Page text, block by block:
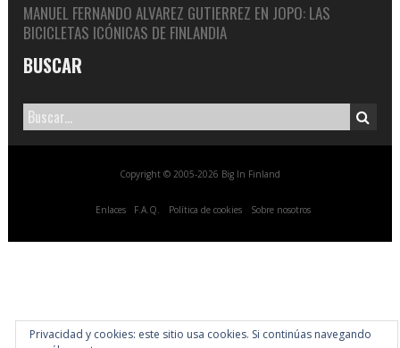
MANUEL FERNANDO ALVAREZ GUTIERREZ EN JOPO: LAS
BICICLETAS ICÓNICAS DE FINLANDIA
BUSCAR
Copyright © 2005-2026 Big In Finland
Enlaces F.A.Q. Política de cookies Sobre nosotros
Privacidad y cookies: este sitio usa cookies. Si continúas navegando